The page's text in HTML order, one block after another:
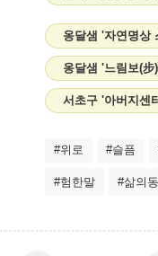
옹달샘 '자연명상
옹달샘 '느림보(步
서초구 '아버지센
#위로 #슬픔
#험한말 #삶의